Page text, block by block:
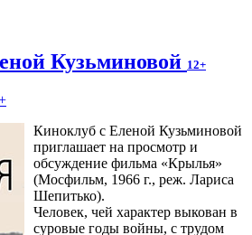
Кузьминовой 12+
Киноклуб с Еленой Кузьминовой
приглашает на просмотр и
обсуждение фильма «Крылья»
(Мосфильм, 1966 г., реж. Лариса
Шепитько).
Человек, чей характер выкован в
суровые годы войны, с трудом